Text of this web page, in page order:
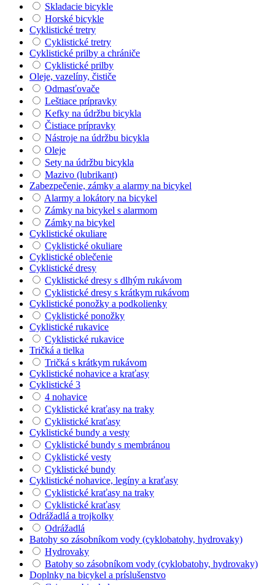
Skladacie bicykle
Horské bicykle
Cyklistické tretry
Cyklistické tretry
Cyklistické prilby a chrániče
Cyklistické prilby
Oleje, vazelíny, čističe
Odmasťovače
Leštiace prípravky
Kefky na údržbu bicykla
Čistiace prípravky
Nástroje na údržbu bicykla
Oleje
Sety na údržbu bicykla
Mazivo (lubrikant)
Zabezpečenie, zámky a alarmy na bicykel
Alarmy a lokátory na bicykel
Zámky na bicykel s alarmom
Zámky na bicykel
Cyklistické okuliare
Cyklistické okuliare
Cyklistické oblečenie
Cyklistické dresy
Cyklistické dresy s dlhým rukávom
Cyklistické dresy s krátkym rukávom
Cyklistické ponožky a podkolienky
Cyklistické ponožky
Cyklistické rukavice
Cyklistické rukavice
Tričká a tielka
Tričká s krátkym rukávom
Cyklistické nohavice a kraťasy
Cyklistické 3
4 nohavice
Cyklistické kraťasy na traky
Cyklistické kraťasy
Cyklistické bundy a vesty
Cyklistické bundy s membránou
Cyklistické vesty
Cyklistické bundy
Cyklistické nohavice, legíny a kraťasy
Cyklistické kraťasy na traky
Cyklistické kraťasy
Odrážadlá a trojkolky
Odrážadlá
Batohy so zásobníkom vody (cyklobatohy, hydrovaky)
Hydrovaky
Batohy so zásobníkom vody (cyklobatohy, hydrovaky)
Doplnky na bicykel a príslušenstvo